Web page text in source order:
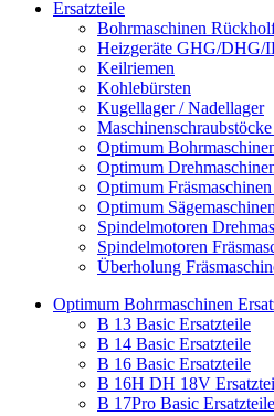
Ersatzteile
Bohrmaschinen
Heizgeräte GHG/DHG/
Keilriemen
Kohlebürsten
Kugellager / Nadellager
Optimum
Optimum
Optimum
Optimum
Spindelmotoren
Spindelmotoren
Überholung
Optimum Bohrmaschinen
B 13 Basic Ersatzteile
B 14 Basic Ersatzteile
B 16 Basic Ersatzteile
B 16H DH 18V
B 17Pro Basic Ersatzteile